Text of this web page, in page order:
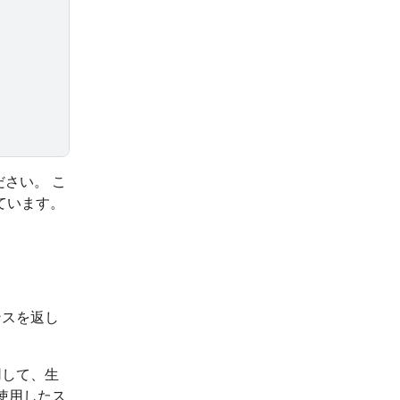
さい。 こ
ます。
を返し
て、生
用したス